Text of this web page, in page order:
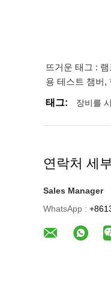
뜨거운 태그 :
용 테스트 챔버,
태그: 장비를
연락처 세
Sales Manager
WhatsApp :